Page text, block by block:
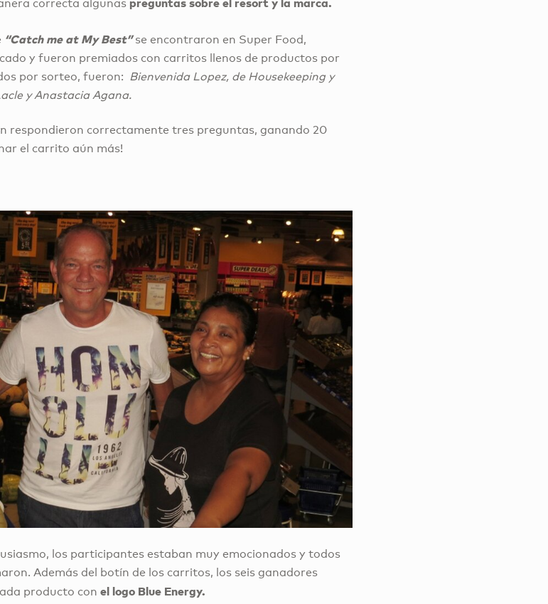
correcta algunas
“Catch me at My Best”se encontraron en Super Food,
y fueron premiados con carritos llenos de productos por
por sorteo, fueron: Bienvenida Lopez, de Housekeeping y
y Anastacia Agana.
respondieron correctamente tres preguntas, ganando 20
el carrito aún más!
los participantes estaban muy emocionados y todos
Además del botín de los carritos, los seis ganadores
producto conel logo Blue Energy.